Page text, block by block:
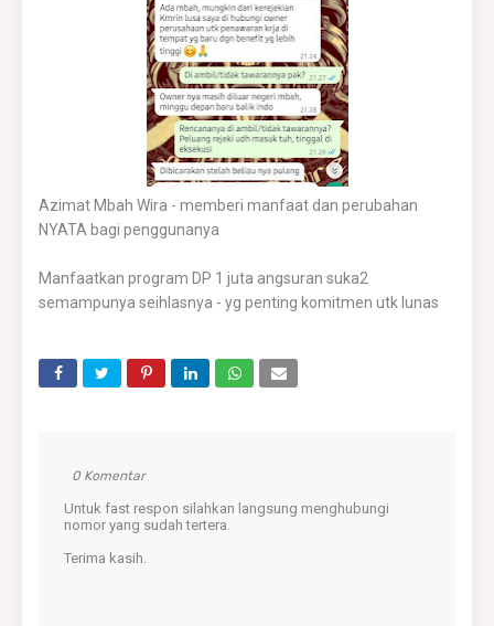
Azimat Mbah Wira - memberi manfaat dan perubahan
NYATA bagi penggunanya
Manfaatkan program DP 1 juta angsuran suka2
semampunya seihlasnya - yg penting komitmen utk lunas
0 Komentar
Untuk fast respon silahkan langsung menghubungi
nomor yang sudah tertera.
Terima kasih.